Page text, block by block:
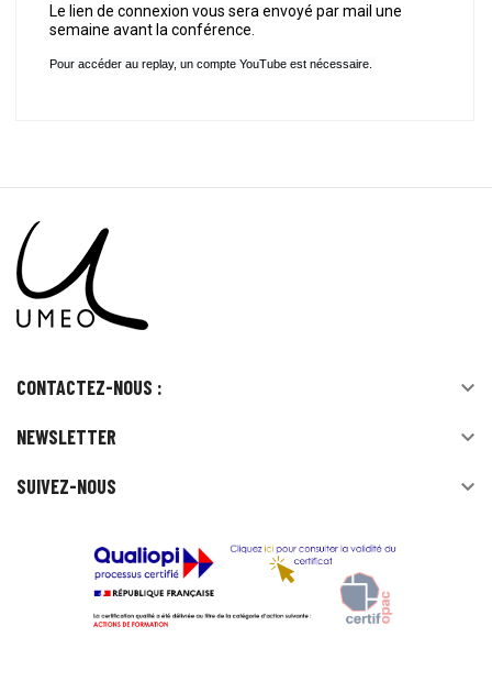
Le lien de connexion vous sera envoyé par mail une
semaine avant la conférence.
Pour accéder au replay, un compte YouTube est nécessaire.
CONTACTEZ-NOUS : 
NEWSLETTER 
SUIVEZ-NOUS 